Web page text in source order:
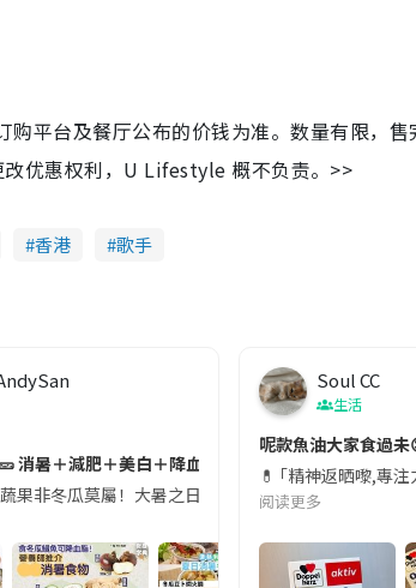
平台及餐厅公布的价钱为准。数量有限，售
优惠权利，U Lifestyle 概不负责。>>
香港 歌手
🚨
身行李中的行動電源。一名旅客日前在機場安檢
消暑＋減肥＋美白＋降血脂
果非冬瓜莫屬！大暑之日，點都要飲碗冬瓜湯消暑
Soul CC
生活
呢款魚油大家食過未
💊 ｢精神返晒嚟,專
阅读更多